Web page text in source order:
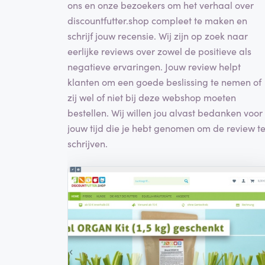
ons en onze bezoekers om het verhaal over
discountfutter.shop compleet te maken en
schrijf jouw recensie. Wij zijn op zoek naar
eerlijke reviews over zowel de positieve als
negatieve ervaringen. Jouw review helpt
klanten om een goede beslissing te nemen of
zij wel of niet bij deze webshop moeten
bestellen. Wij willen jou alvast bedanken voor
jouw tijd die je hebt genomen om de review te
schrijven.